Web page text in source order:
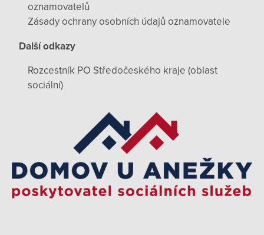
oznamovatelů
Zásady ochrany osobních údajů oznamovatele
Další odkazy
Rozcestník PO Středočeského kraje (oblast
sociální)